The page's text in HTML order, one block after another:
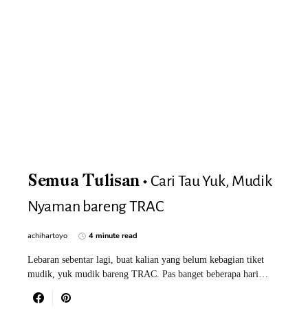
Semua Tulisan
Cari Tau Yuk, Mudik
Nyaman bareng TRAC
achihartoyo 4 minute read
Lebaran sebentar lagi, buat kalian yang belum kebagian tiket
mudik, yuk mudik bareng TRAC. Pas banget beberapa hari…